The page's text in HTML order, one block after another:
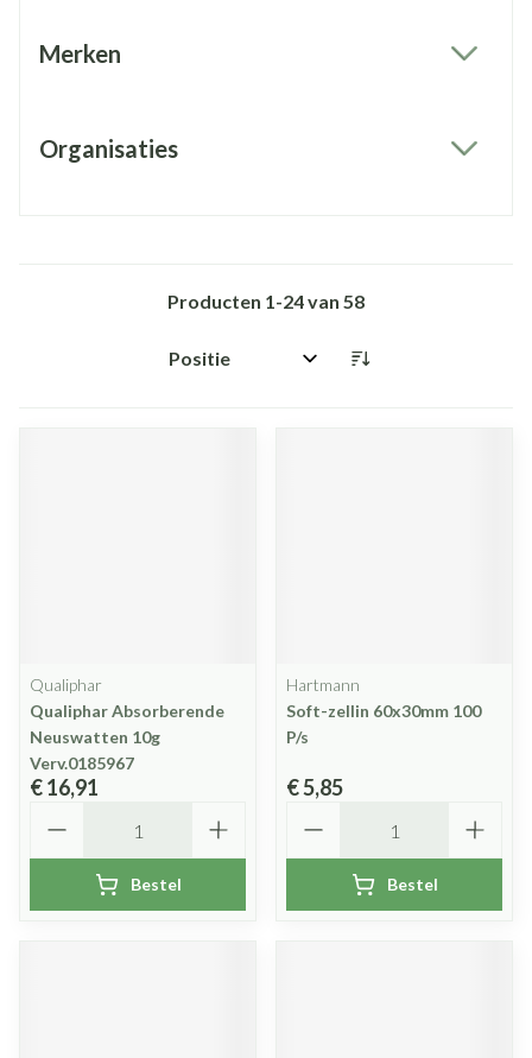
Merken
Organisaties
Producten 1-24van 58
Sorteer op:
Qualiphar
Qualiphar Absorberende
Neuswatten 10g
Verv.0185967
€ 16,91
Bestel
Hartmann
Soft-zellin 60x30mm 100
P/s
€ 5,85
Bestel